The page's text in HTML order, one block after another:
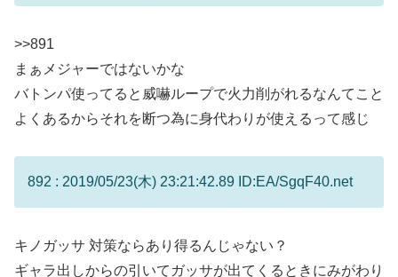
>>891
まぁメジャーではないかな
バトンパ使ってると威嚇ループで火力削がれるなんてこと
よくあるからそれを断つ為に身代わりが使えるって感じ
892 : 2019/05/23(木) 23:21:42.89 ID:EA/SgqF40.net
キノガッサ 対策ならあり得るんじゃない？
ギャラ出しからの引いてガッサが出てくるときにみがわり